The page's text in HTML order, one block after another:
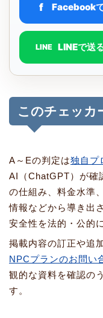
f Facebook
LINE LINEで送
このチェッカ
A～Eの判定は独自プ
AI（ChatGPT）が確
の仕組み、料金水準
情報などから導き出
安全性を法的・公的
掲載内容の訂正や追
NPCプランのお問い
観的な資料を確認の
す。